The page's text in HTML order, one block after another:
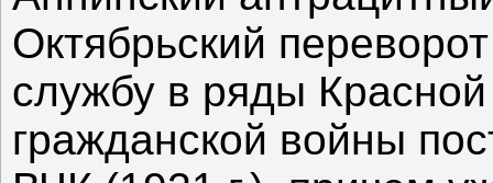
Октябрьский
службу в ряды
гражданской войны